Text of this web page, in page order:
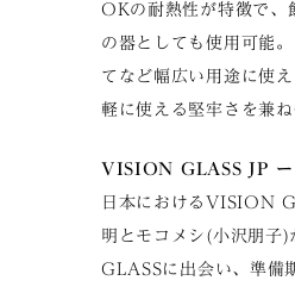
OKの耐熱性が特徴で、
の器としても使用可能
てなど幅広い用途に使
軽に使える堅牢さを兼ね
VISION GLASS JP ー
日本におけるVISION
明とモコメシ(小沢朋
GLASSに出会い、準備